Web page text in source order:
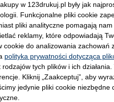
w 123drukuj.pl były jak
Funkcjonalne pliki cookie
pliki analityczne pomagają
reklamy, które odpowiadają
cookie do analizowania zachowań
polityka prywatności dotycząca
rodzajów tych plików i ich
Kliknij „Zaakceptuj”, aby
jedynie pliki cookie niezbędne